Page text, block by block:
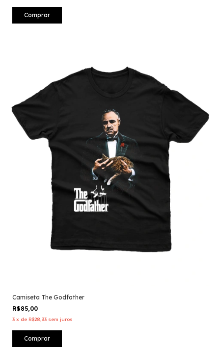
Comprar
Camiseta The Godfather
R$85,00
3 x de R$28,33 sem juros
Comprar